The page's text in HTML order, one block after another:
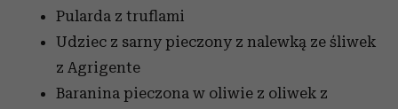
Pularda z truflami
Udziec z sarny pieczony z nalewką ze śliwek
z Agrigente
Baranina pieczona w oliwie z oliwek z